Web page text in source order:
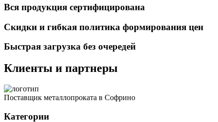
Вся продукция сертифицирована
Скидки и гибкая политика формирования цен
Быстрая загрузка без очередей
Клиенты и партнеры
Поставщик металлопроката в Софрино
Категории